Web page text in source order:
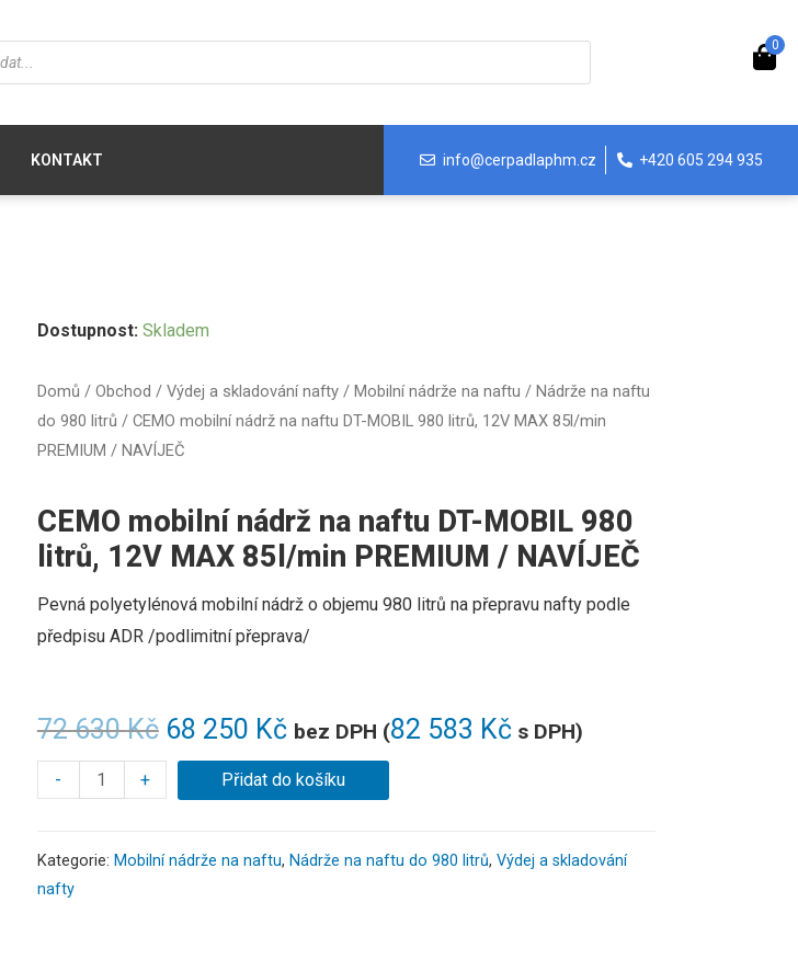
0
KONTAKT info@cerpadlaphm.cz +420 605 294 935
Domů / Obchod / Výdej a skladování nafty/ Mobilní nádrže na naftu / Nádrže na naftu
do 980 litrů / CEMO mobilní nádrž na naftu DT-MOBIL 980 litrů, 12V MAX 85l/min
PREMIUM / NAVÍJEČ
CEMO mobilní nádrž na naftu DT-MOBIL 980
litrů, 12V MAX 85l/min PREMIUM / NAVÍJEČ
72 630Kč 68 250 Kč bez DPH (82 583 Kčs DPH)
Pevná polyetylénová mobilní nádrž o objemu 980 litrů na přepravu nafty podle
předpisu ADR /podlimitní přeprava/
Dostupnost: Skladem
- + Přidat do košíku
Kategorie: Mobilní nádrže na naftu, Nádrže na naftu do 980 litrů, Výdej a skladování
nafty